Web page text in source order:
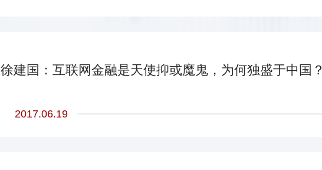
徐建国：互联网金融是天使抑或魔鬼，为何独盛于中国？
2017.06.19